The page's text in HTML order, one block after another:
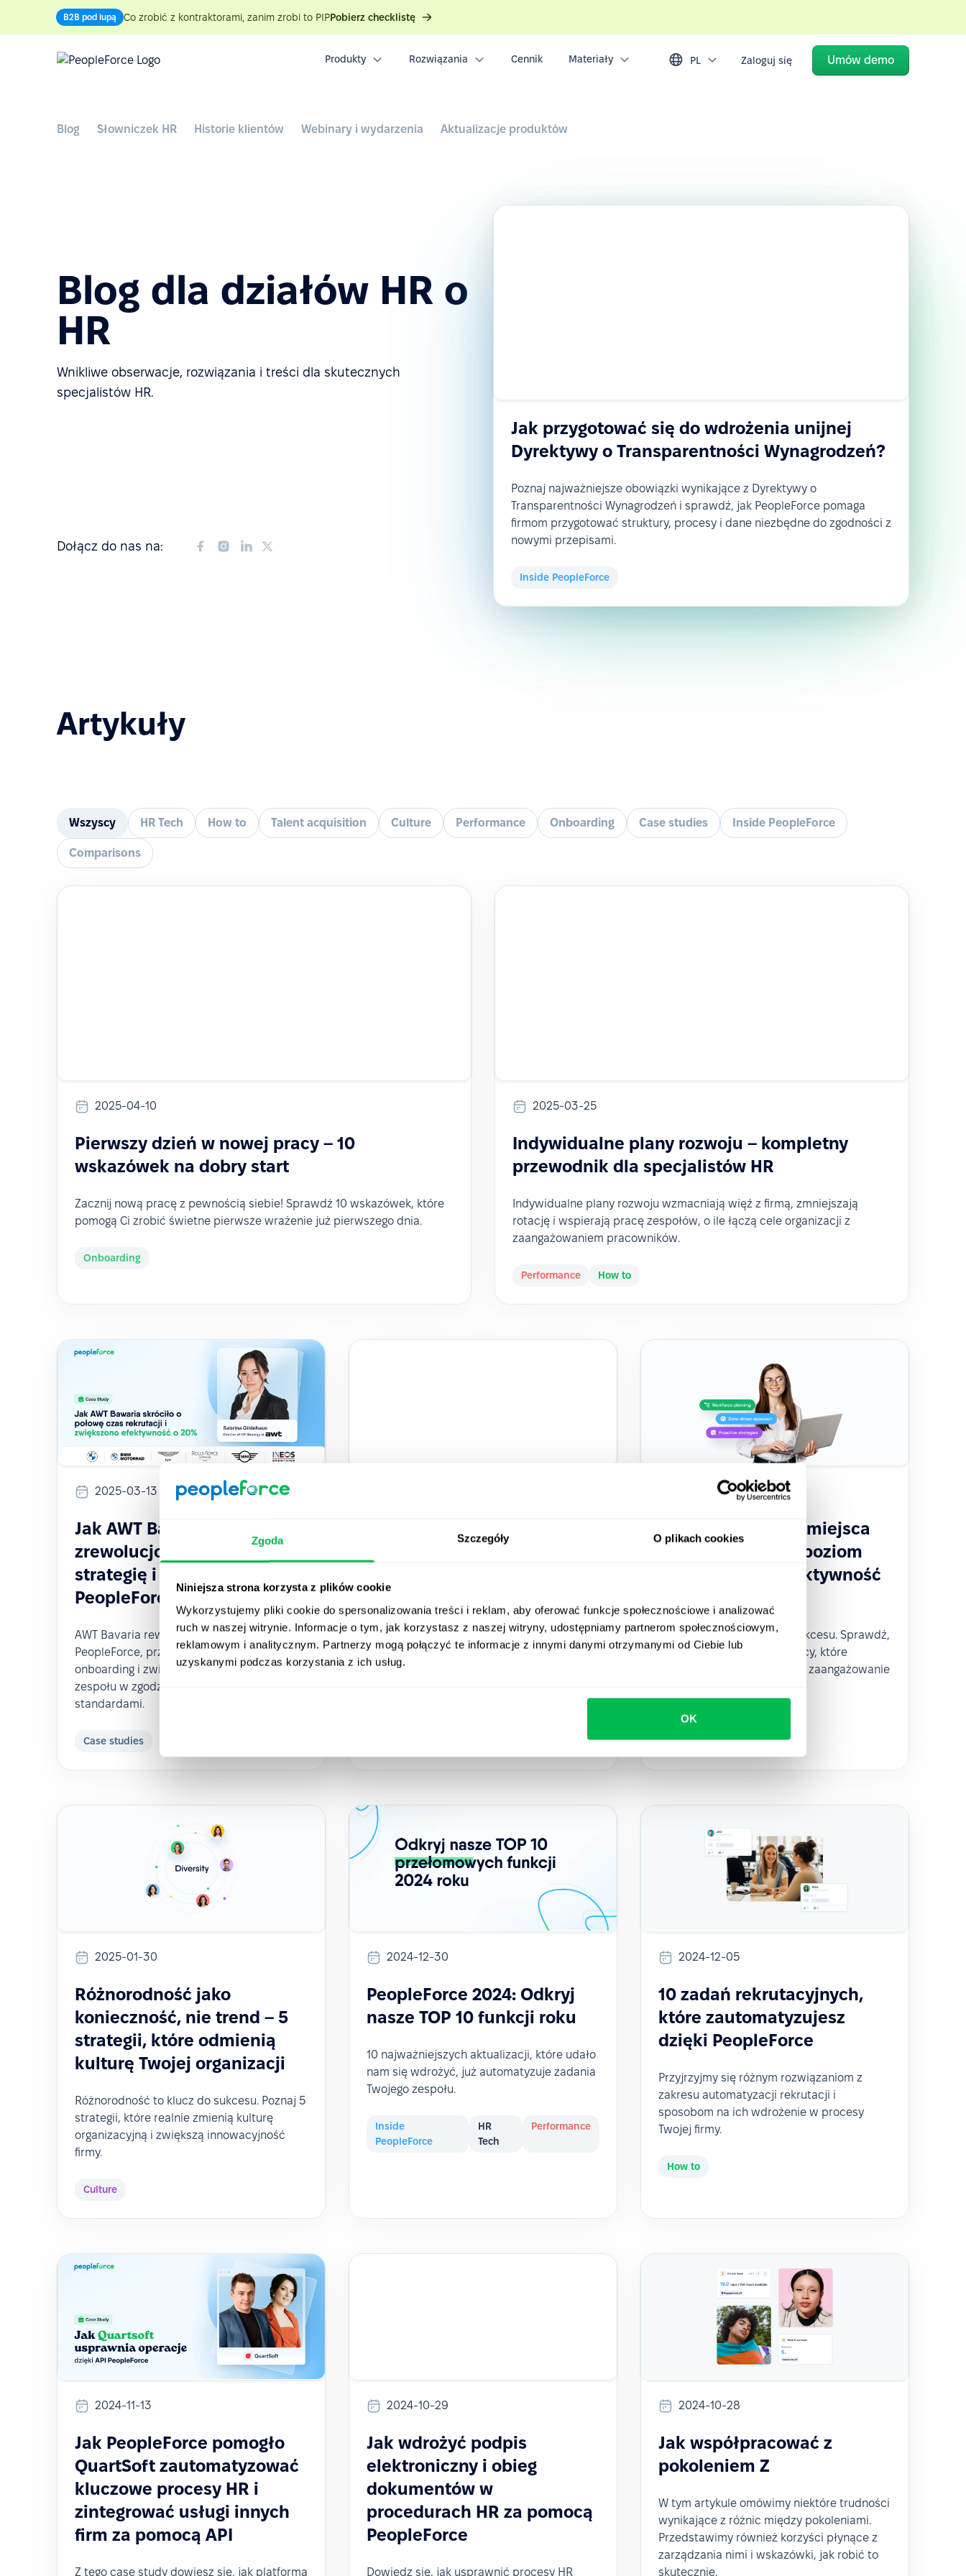
Zgoda Szczegóły O plikach cookies
Niniejsza strona korzysta z plików cookie
Wykorzystujemy pliki cookie do spersonalizowania treści i reklam, aby oferować funkcje społecznościowe i analizować
ruch w naszej witrynie. Informacje o tym, jak korzystasz z naszej witryny, udostępniamy partnerom społecznościowym,
reklamowym i analitycznym. Partnerzy mogą połączyć te informacje z innymi danymi otrzymanymi od Ciebie lub
uzyskanymi podczas korzystania z ich usług.
OK
B2B pod lupą Co zrobić z kontraktorami, zanim zrobi to PIPPobierz checklistę
Produkty Rozwiązania Cennik Materiały PL Zaloguj się Umów demo
Blog Słowniczek HR Historie klientów Webinary i wydarzenia Aktualizacje produktów
Blog dla działów HR o
HR
Wnikliwe obserwacje, rozwiązania i treści dla skutecznych
specjalistów HR.
Dołącz do nas na:
Jak przygotować się do wdrożenia unijnej
Dyrektywy o Transparentności Wynagrodzeń?
Poznaj najważniejsze obowiązki wynikające z Dyrektywy o
Transparentności Wynagrodzeń i sprawdź, jak PeopleForce pomaga
firmom przygotować struktury, procesy i dane niezbędne do zgodności z
nowymi przepisami.
Inside PeopleForce
Artykuły
Wszyscy HR Tech How to Talent acquisition Culture Performance Onboarding Case studies Inside PeopleForce
Comparisons
2025-04-10
Pierwszy dzień w nowej pracy – 10
wskazówek na dobry start
Zacznij nową pracę z pewnością siebie! Sprawdź 10 wskazówek, które
pomogą Ci zrobić świetne pierwsze wrażenie już pierwszego dnia.
Onboarding
2025-03-25
Indywidualne plany rozwoju – kompletny
przewodnik dla specjalistów HR
Indywidualne plany rozwoju wzmacniają więź z firmą, zmniejszają
rotację i wspierają pracę zespołów, o ile łączą cele organizacji z
zaangażowaniem pracowników.
Performance How to
2025-03-13
Jak AWT Bavaria
zrewolucjonizowało
strategię i procesy HR dzięki
PeopleForce
AWT Bavaria rewolucjonizuje HR z
PeopleForce, przyspieszając rekrutację,
onboarding i zwiększając efektywność
zespołu w zgodzie z europejskimi
standardami.
Case studies
10 największych wyzwań HR
Poznaj 10 największych wyzwań HR w start-
upach i sprawdź, jak je pokonać, aby
skutecznie rozwijać zespół i osiągnąć
sukces.
2025-02-18
Jak inkluzywność miejsca
pracy wpływa na poziom
zadowolenia i efektywność
Inkluzywność to klucz do sukcesu. Sprawdź,
jak tworzyć środowisko pracy, które
przyciąga talenty i zwiększa zaangażowanie
Culture
2025-01-30
Różnorodność jako
konieczność, nie trend – 5
strategii, które odmienią
kulturę Twojej organizacji
Różnorodność to klucz do sukcesu. Poznaj 5
strategii, które realnie zmienią kulturę
organizacyjną i zwiększą innowacyjność
firmy.
Culture
2024-12-30
PeopleForce 2024: Odkryj
nasze TOP 10 funkcji roku
10 najważniejszych aktualizacji, które udało
nam się wdrożyć, już automatyzuje zadania
Twojego zespołu.
Inside
PeopleForce
HR
Tech
Performance
2024-12-05
10 zadań rekrutacyjnych,
które zautomatyzujesz
dzięki PeopleForce
Przyjrzyjmy się różnym rozwiązaniom z
zakresu automatyzacji rekrutacji i
sposobom na ich wdrożenie w procesy
Twojej firmy.
How to
2024-11-13
Jak PeopleForce pomogło
QuartSoft zautomatyzować
kluczowe procesy HR i
zintegrować usługi innych
firm za pomocą API
Z tego case study dowiesz się, jak platforma
2024-10-29
Jak wdrożyć podpis
elektroniczny i obieg
dokumentów w
procedurach HR za pomocą
PeopleForce
Dowiedz się, jak usprawnić procesy HR
2024-10-28
Jak współpracować z
pokoleniem Z
W tym artykule omówimy niektóre trudności
wynikające z różnic między pokoleniami.
Przedstawimy również korzyści płynące z
zarządzania nimi i wskazówki, jak robić to
skutecznie.